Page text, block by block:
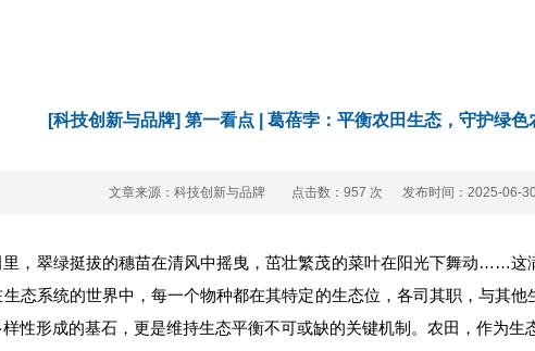
[科技创新与品牌] 第一看点 | 葛蓓孛：平衡农田生态，守护绿色
文章来源：科技创新与品牌 点击数： 957 次 发布时间：2025-06-
，翠绿挺拔的穗苗在清风中摇曳，茁壮繁茂的菜叶在阳光下舞动……这
态系统的世界中，每一个物种都在其特定的生态位，各司其职，与其
性形成的基石，更是维持生态平衡不可或缺的关键机制。农田，作为生